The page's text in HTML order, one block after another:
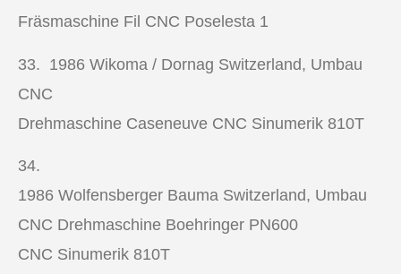
Fräsmaschine Fil CNC Poselesta 1
33. 1986 Wikoma / Dornag Switzerland, Umbau
CNC
Drehmaschine Caseneuve CNC Sinumerik 810T
34.
1986 Wolfensberger Bauma Switzerland, Umbau
CNC Drehmaschine Boehringer PN600
CNC Sinumerik 810T